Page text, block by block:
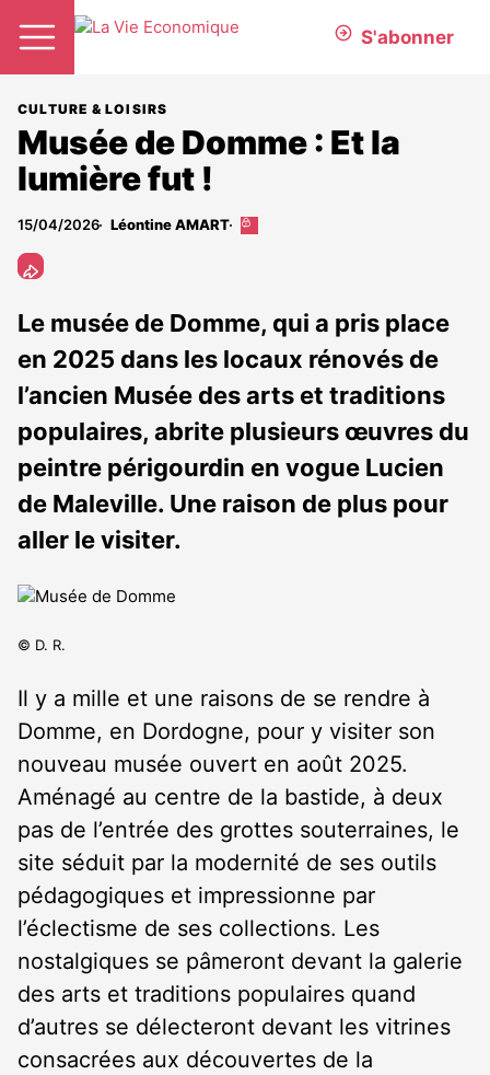
S'abonner
CULTURE & LOISIRS
Musée de Domme : Et la
lumière fut !
15/04/2026 Léontine AMART
Cet
abonnés
Le musée de Domme, qui a pris place
en 2025 dans les locaux rénovés de
l’ancien Musée des arts et traditions
populaires, abrite plusieurs œuvres du
peintre périgourdin en vogue Lucien
de Maleville. Une raison de plus pour
aller le visiter.
© D. R.
Il y a mille et une raisons de se rendre à
Domme, en Dordogne, pour y visiter son
nouveau musée ouvert en août 2025.
Aménagé au centre de la bastide, à deux
pas de l’entrée des grottes souterraines, le
site séduit par la modernité de ses outils
pédagogiques et impressionne par
l’éclectisme de ses collections. Les
nostalgiques se pâmeront devant la galerie
des arts et traditions populaires quand
d’autres se délecteront devant les vitrines
consacrées aux découvertes de la